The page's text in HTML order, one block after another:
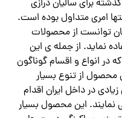
برای سالیان درازی
امری متداول بوده است.
توانست از محصولات
نماید. از جمله ی این
انواع و اقسام گوناگون
محصول از تنوع بسیار
در داخل ایران اقدام
نمایند. این محصول بسیار